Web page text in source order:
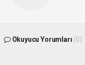
Okuyucu Yorumları (0)